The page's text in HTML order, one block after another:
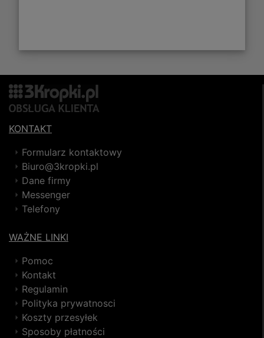
KONTAKT
Formularz kontaktowy
Biuro@3kropki.pl
Dane firmy
Messenger
Telefony
WAŻNE LINKI
Pomoc
Kontakt
Regulamin
Polityka prywatnosci
Koszty przesyłek
Sposoby płatności